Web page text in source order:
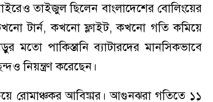
তাইজুল ছিলেন বাংলাদেশের বোলিংয়ের
কখনো টার্ন, কখনো ফ্লাইট, কখনো গতি কমিয়ে
পাকিস্তানি ব্যাটারদের মানসিকভাবে
নিয়ন্ত্রণ করেছেন।
রোমাঞ্চকর আবিষ্কার। আগুনঝরা গতিতে ১১